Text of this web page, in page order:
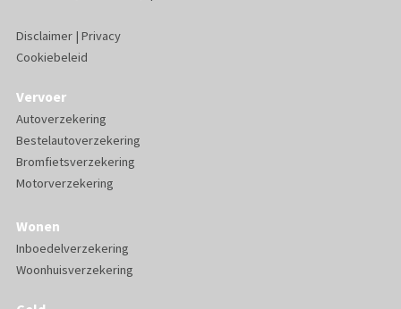
Disclaimer| Privacy
Cookiebeleid
Vervoer
Autoverzekering
Bestelautoverzekering
Bromfietsverzekering
Motorverzekering
Wonen
Inboedelverzekering
Woonhuisverzekering